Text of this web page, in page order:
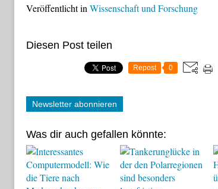
Veröffentlicht in Wissenschaft und Forschung
Diesen Post teilen
Repost 0
Newsletter abonnieren
Was dir auch gefallen könnte: